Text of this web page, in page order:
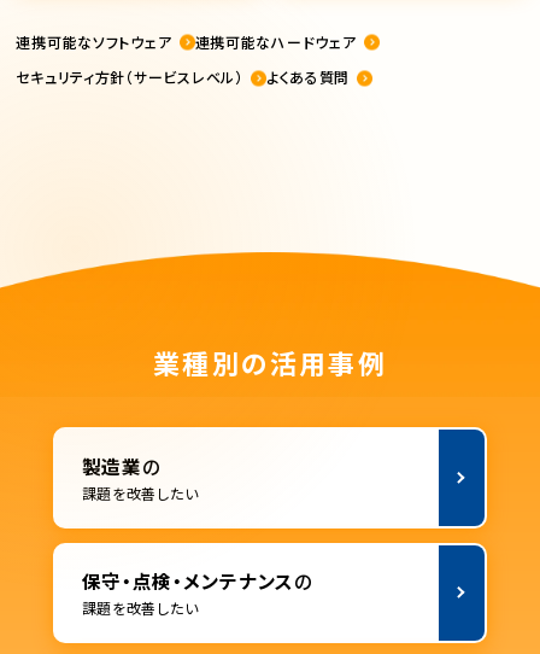
連携可能なソフトウェア
連携可能なハードウェア
セキュリティ方針（サービスレベル）
よくある質問
業種別の活用事例
製造業の
課題を改善したい
保守・点検・メンテナンスの
課題を改善したい